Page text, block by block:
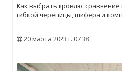
Как выбрать кровлю:
гибкой черепицы, шифера и
20 марта 2023 г. 07:38